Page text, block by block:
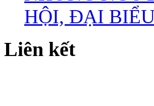
HỘI, ĐẠI
Liên kết